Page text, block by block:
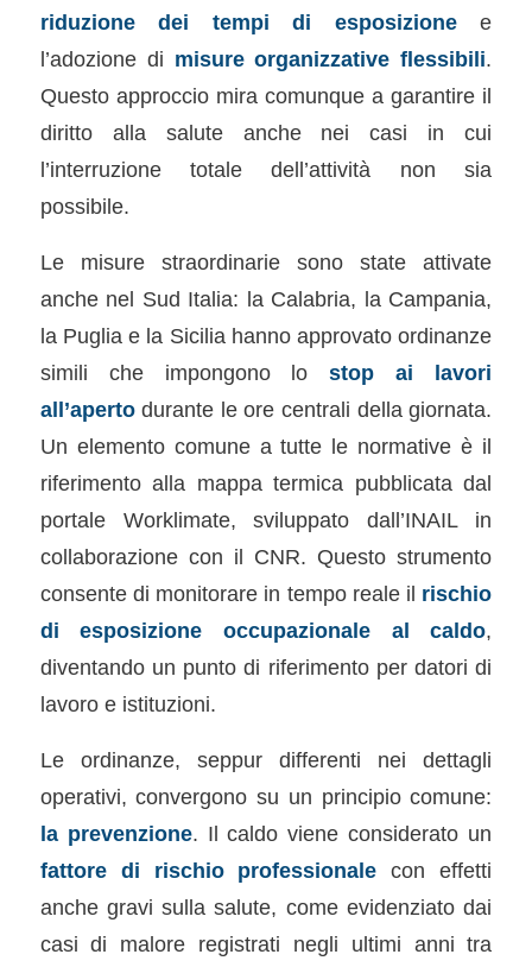
riduzione dei tempi di esposizionee
l’adozione di misure organizzative flessibili.
Questo approccio mira comunque a garantire il
diritto alla salute anche nei casi in cui
l’interruzione totale dell’attività non sia
possibile.
Le misure straordinarie sono state attivate
anche nel Sud Italia: la Calabria, la Campania,
la Puglia e la Sicilia hanno approvato ordinanze
simili che impongono lostop ai lavori
all’apertodurante le ore centrali della giornata.
Un elemento comune a tutte le normative è il
riferimento alla mappa termica pubblicata dal
portale Worklimate, sviluppato dall’INAIL in
collaborazione con il CNR. Questo strumento
consente di monitorare in tempo reale il rischio
di esposizione occupazionale al caldo,
diventando un punto di riferimento per datori di
lavoro e istituzioni.
Le ordinanze, seppur differenti nei dettagli
operativi, convergono su un principio comune:
la prevenzione. Il caldo viene considerato un
fattore di rischio professionale con effetti
anche gravi sulla salute, come evidenziato dai
casi di malore registrati negli ultimi anni tra